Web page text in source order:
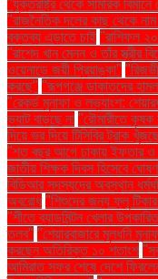
"যুক্তরাষ্ট্র থেকে সামরিক
"রাজনৈতিক দলের কাছ থেকে
বক্তব্য এড়াতে চাই "রাশিফল
"রাশেদ খান মেনন ও তাঁর স্ত্রীর
ওয়েনাডে জয়ী প্রিয়াঙ্কা"
করছে" "রূপগঞ্জে ডাকাতদের
"রেকর্ড মুনাফা ও লভ্যাংশ:
ভ্যাট বাড়ছে না "রৌমারীতে কৃষক
দিয়ে ভর দিয়ে টিসিবির ট্রাক
"শত বছর আগে ঢাকায় ইফতার ও
জাতীয় শিক্ষক দিবস হিসেবে
বিডিআর সদস্যদের অবস্থান
অবরোধ "শিশুদের জন্য ফ্লু
"শীতে ব্যাডমিন্টন খেলার
তলব" "শেয়ারবাজারে মূলধনি
করছেন অতিরিক্ত ১০ শতাংশ
আমিরাত সফর শেষে দেশে